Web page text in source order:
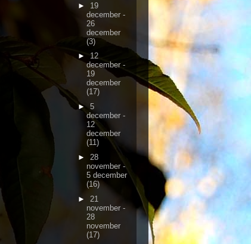
► 19
december -
26
december
(3)
► 12
december -
19
december
(17)
► 5
december -
12
december
(11)
► 28
november -
5 december
(16)
► 21
november -
28
november
(17)